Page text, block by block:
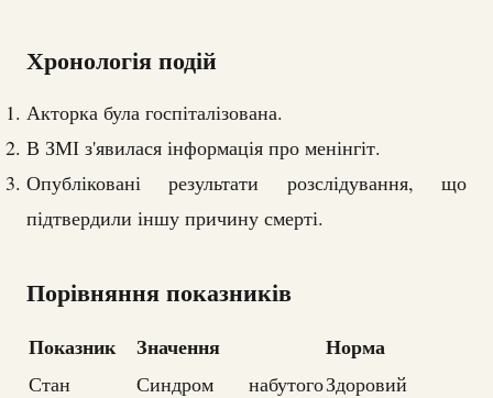
Хронологія подій
Акторка була госпіталізована.
В ЗМІ з'явилася інформація про менінгіт.
Опубліковані результати розслідування, що
підтвердили іншу причину смерті.
Порівняння показників
Показник Значення Норма
Стан
Синдром набутогоЗдоровий